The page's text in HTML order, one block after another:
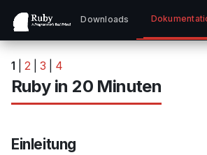
Downloads
1 2 3 4
Ruby in 20 Minuten
Einleitung